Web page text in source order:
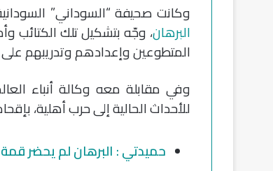
وكانت صحيفة “السوداني”
البرهان، وجّه بتشكيل تلك الكتائب
المتطوعين وإعدادهم وتدريبهم
وفي مقابلة معه وكالة أنباء
للأحداث الحالية إلى حرب أهلية،
حميدتي : البرهان لم يحضر قمة